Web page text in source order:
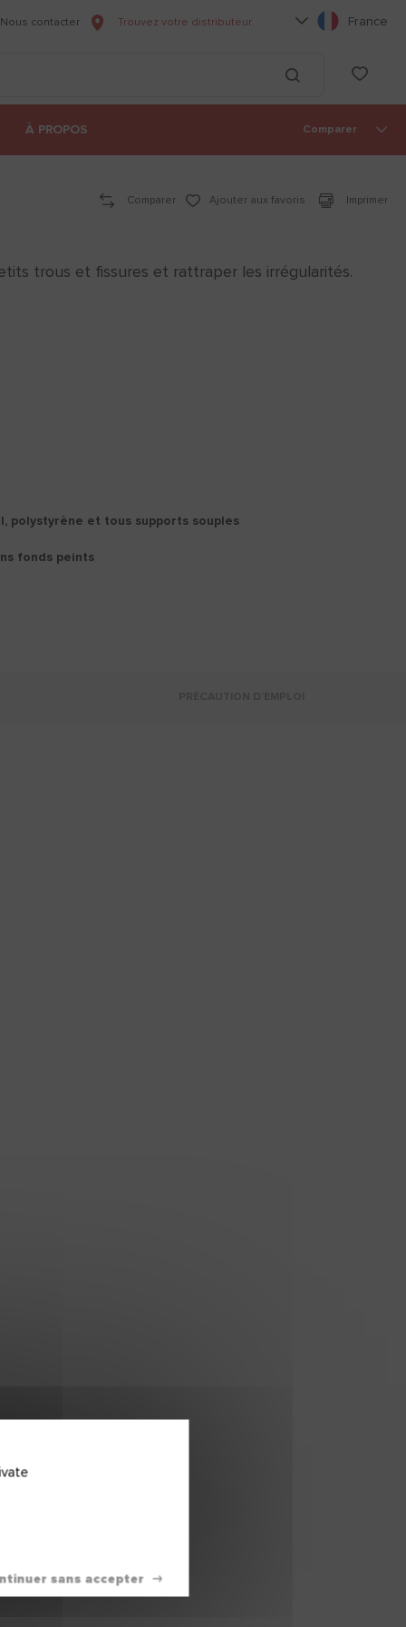
Nous contacter Trouvez votre distributeur Choisissez votre
France
Lancer la
À PROPOS Comparer
Comparer Ajouter aux favoris Imprimer
trous et fissures et rattraper les irrégularités.
polystyrène et tous supports souples
fonds peints